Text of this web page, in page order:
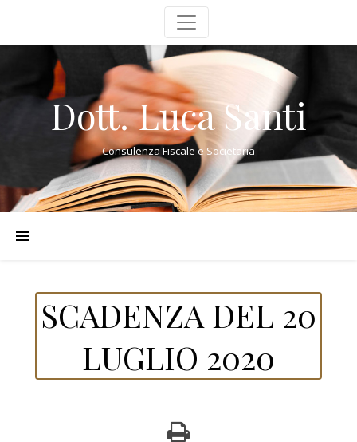
Dott. Luca Santi
Consulenza Fiscale e Societaria
SCADENZA DEL 20
LUGLIO 2020